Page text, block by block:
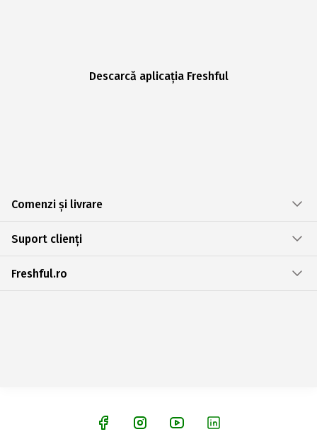
Descarcă aplicația Freshful
Comenzi și livrare
Suport clienți
Freshful.ro